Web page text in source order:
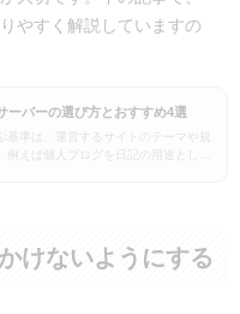
やすく解説していますの
ーバーの選び方とおすすめ4選
基準は、運営するサイトのテーマや規
例えば個人ブログを日記の用途として
けないようにする